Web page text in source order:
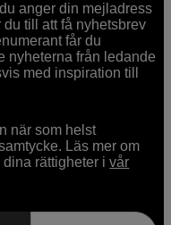
anger din mejladress
till att få nyhetsbrev
får du
nyheterna från ledande
med inspiration till
när som helst
Läs mer om
dina rättigheter ivår